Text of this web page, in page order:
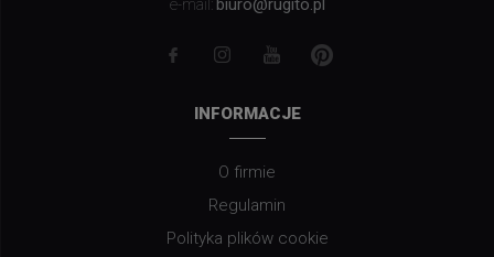
e-mail:
INFORMACJE
O firmie
Regulamin
Polityka plików cookie